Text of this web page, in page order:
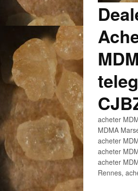
acheter
MDMA
acheter
acheter
acheter
Rennes,